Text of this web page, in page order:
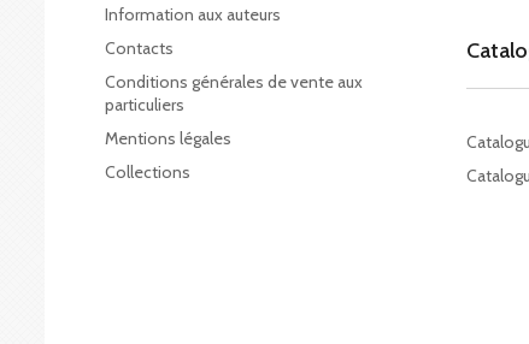
Information aux auteurs
Contacts
Conditions générales de vente aux
particuliers
Mentions légales
Collections